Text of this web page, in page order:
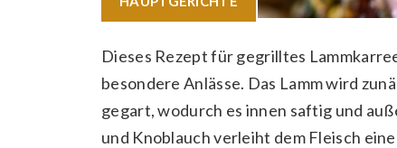
Dieses Rezept für gegrilltes
besondere Anlässe. Das Lamm wird
gegart, wodurch es innen saftig und
und Knoblauch verleiht dem Fleisch